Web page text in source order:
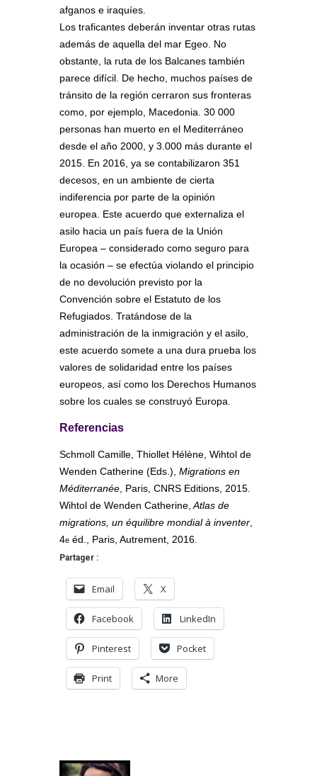
afganos e iraquíes.
Los traficantes deberán inventar otras rutas
además de aquella del mar Egeo. No
obstante, la ruta de los Balcanes también
parece difícil. De hecho, muchos países de
tránsito de la región cerraron sus fronteras
como, por ejemplo, Macedonia. 30 000
personas han muerto en el Mediterráneo
desde el año 2000, y 3.000 más durante el
2015. En 2016, ya se contabilizaron 351
decesos, en un ambiente de cierta
indiferencia por parte de la opinión
europea. Este acuerdo que externaliza el
asilo hacia un país fuera de la Unión
Europea – considerado como seguro para
la ocasión – se efectúa violando el principio
de no devolución previsto por la
Convención sobre el Estatuto de los
Refugiados. Tratándose de la
administración de la inmigración y el asilo,
este acuerdo somete a una dura prueba los
valores de solidaridad entre los países
europeos, así como los Derechos Humanos
sobre los cuales se construyó Europa.
Referencias
Schmoll Camille, Thiollet Hélène, Wihtol de
Wenden Catherine (Eds.), Migrations en
Méditerranée, Paris, CNRS Editions, 2015.
Wihtol de Wenden Catherine,Atlas de
migrations, un équilibre mondial à inventer,
4e éd., Paris, Autrement, 2016.
Partager :
Email X
Facebook LinkedIn
Pinterest Pocket
Print More